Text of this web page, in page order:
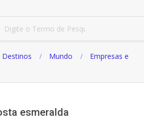
Destinos Mundo
Empresas e
esmeralda